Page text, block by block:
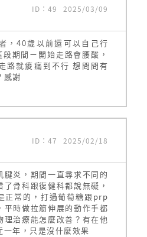
ID：49 2025/03/09
，40歲以前還可以自己行
期間ㄧ開始走路會腰酸，
路就痠痛到不行 想問問有
感謝
ID：47 2025/02/18
腱炎，期間一直尋求不同的
骨科跟復健科都說無礙，
正常的，打過葡萄糖跟prp
平時做拉筋伸展的動作手都
理治療能怎麼改善？有在他
一年，只是沒什麼效果